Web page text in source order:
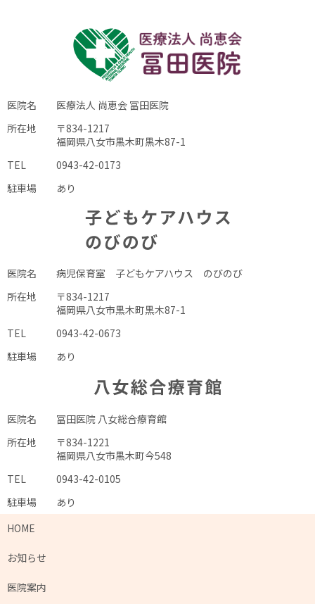
医院名
医療法人 尚恵会 冨田医院
所在地
〒834-1217
福岡県八女市黒木町黒木87-1
TEL
0943-42-0173
駐車場
あり
医院名
病児保育室 子どもケアハウス のびのび
所在地
〒834-1217
福岡県八女市黒木町黒木87-1
TEL
0943-42-0673
駐車場
あり
医院名
冨田医院 八女総合療育館
所在地
〒834-1221
福岡県八女市黒木町今548
TEL
0943-42-0105
駐車場
あり
HOME
お知らせ
医院案内